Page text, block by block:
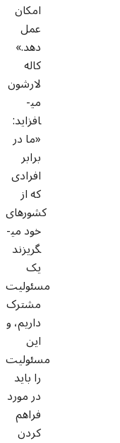
امکان
عمل
دهد.»
کاله
لارشون
می­
افزاید:
«ما در
برابر
افرادی
که از
کشورهای
خود می­
گریزند
یک
مسئولیت
مشترک
داریم، و
این
مسئولیت
را باید
در مورد
فراهم
کردن